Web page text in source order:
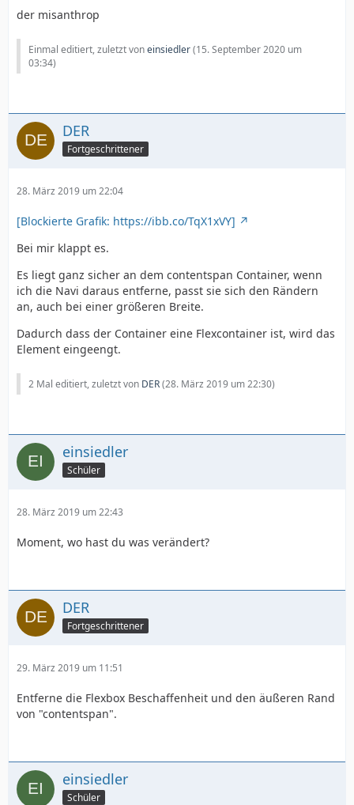
der misanthrop
Einmal editiert, zuletzt voneinsiedler(15. September 2020 um
03:34)
DER
Fortgeschrittener
28. März 2019 um 22:04
[Blockierte Grafik: https://ibb.co/TqX1xVY]
Bei mir klappt es.
Es liegt ganz sicher an dem contentspan Container, wenn
ich die Navi daraus entferne, passt sie sich den Rändern
an, auch bei einer größeren Breite.
Dadurch dass der Container eine Flexcontainer ist, wird das
Element eingeengt.
2 Mal editiert, zuletzt von DER(28. März 2019 um 22:30)
einsiedler
Schüler
28. März 2019 um 22:43
Moment, wo hast du was verändert?
DER
Fortgeschrittener
29. März 2019 um 11:51
Entferne die Flexbox Beschaffenheit und den äußeren Rand
von "contentspan".
einsiedler
Schüler